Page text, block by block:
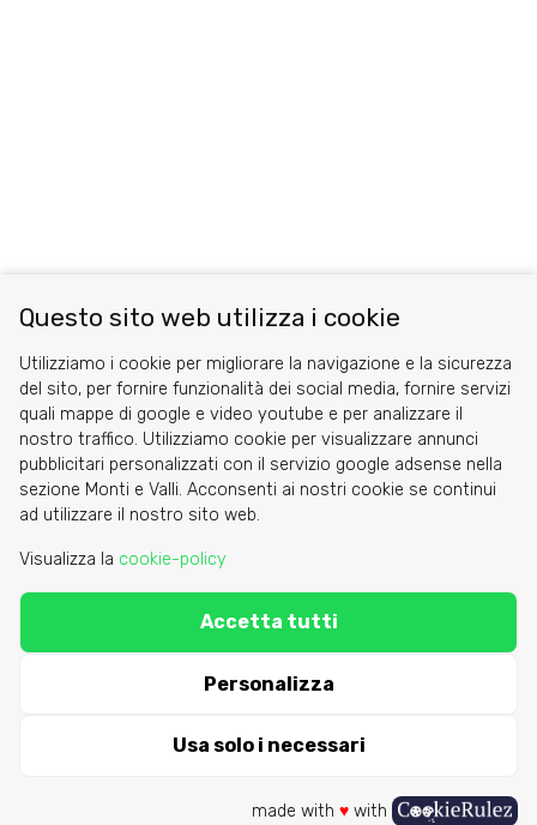
Cookie
Privacy Policy
Area riservata
C.A.I. Sezione di Torino - via Barbaroux 1
segreteria@caitorino.it- tel:
Questo sito web utilizza i cookie
Utilizziamo i cookie per migliorare la navigazione e la sicurezza
del sito, per fornire funzionalità dei social media, fornire servizi
quali mappe di google e video youtube e per analizzare il
nostro traffico. Utilizziamo cookie per visualizzare annunci
pubblicitari personalizzati con il servizio google adsense nella
sezione Monti e Valli. Acconsenti ai nostri cookie se continui
ad utilizzare il nostro sito web.
Visualizza la cookie-policy
Usa solo i necessari
Personalizza
Accetta tutti
made with ♥with